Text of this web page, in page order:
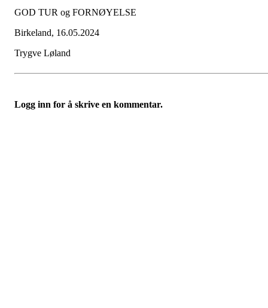
GOD TUR og FORNØYELSE
Birkeland, 16.05.2024
Trygve Løland
Logg inn for å skrive en kommentar.